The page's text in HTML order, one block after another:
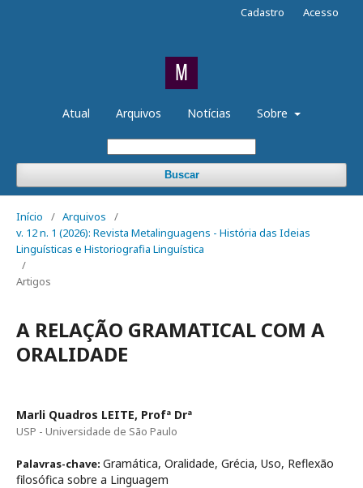
Atual Arquivos Notícias Sobre
Buscar
Cadastro Acesso
Início / Arquivos
/
v. 12 n. 1 (2026): Revista Metalinguagens - História das Ideias
Linguísticas e Historiografia Linguística
/
Artigos
A RELAÇÃO GRAMATICAL COM A
ORALIDADE
Marli Quadros LEITE, Profª Drª
USP - Universidade de São Paulo
Palavras-chave: Gramática, Oralidade, Grécia, Uso, Reflexão
filosófica sobre a Linguagem